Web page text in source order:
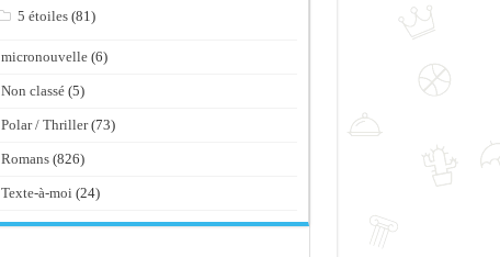
5 étoiles (81)
micronouvelle (6)
Non classé (5)
Polar / Thriller(73)
Romans (826)
Texte-à-moi (24)